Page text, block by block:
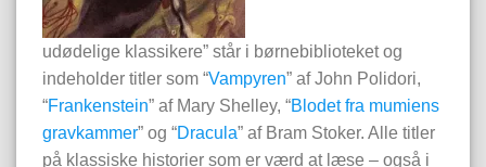
udødelige klassikere” står i børnebiblioteket og
indeholder titler som “Vampyren” af John Polidori,
“Frankenstein” af Mary Shelley, “Blodet fra mumiens
gravkammer” og “Dracula” af Bram Stoker. Alle titler
på klassiske historier som er værd at læse – også i